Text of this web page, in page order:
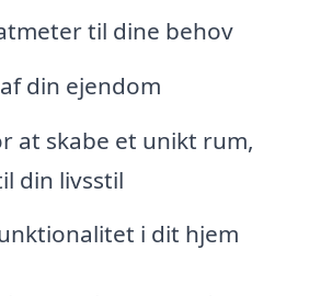
til dine behov
din ejendom
at skabe et unikt rum,
din livsstil
i dit hjem